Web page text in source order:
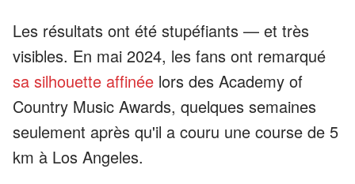
Les résultats ont été stupéfiants — et très
visibles. En mai 2024, les fans ont remarqué
sa silhouette affinée lors des Academy of
Country Music Awards, quelques semaines
seulement après qu'il a couru une course de 5
km à Los Angeles.